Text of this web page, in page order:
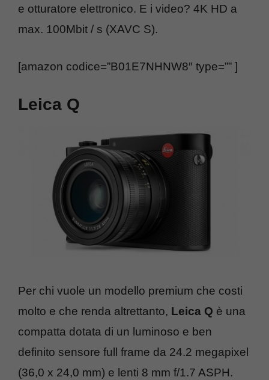
e otturatore elettronico. E i video? 4K HD a
max. 100Mbit / s (XAVC S).
[amazon codice=”B01E7NHNW8″ type=”” ]
Leica Q
Per chi vuole un modello premium che costi
molto e che renda altrettanto, Leica Q è una
compatta dotata di un luminoso e ben
definito sensore full frame da 24.2 megapixel
(36,0 x 24,0 mm) e lenti 8 mm f/1.7 ASPH.